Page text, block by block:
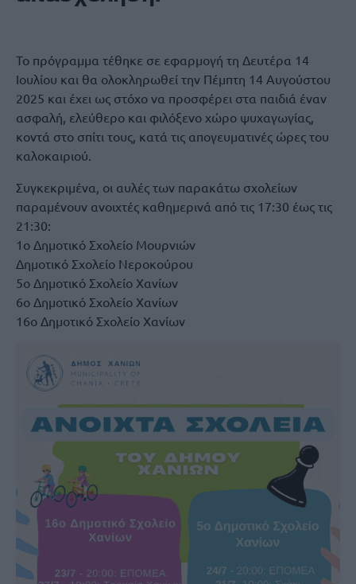
Το πρόγραμμα τέθηκε σε εφαρμογή τη Δευτέρα 14
Ιουλίου και θα ολοκληρωθεί την Πέμπτη 14 Αυγούστου
2025 και έχει ως στόχο να προσφέρει στα παιδιά έναν
ασφαλή, ελεύθερο και φιλόξενο χώρο ψυχαγωγίας,
κοντά στο σπίτι τους, κατά τις απογευματινές ώρες του
καλοκαιριού.
Συγκεκριμένα, οι αυλές των παρακάτω σχολείων
παραμένουν ανοιχτές καθημερινά από τις 17:30 έως τις
21:30:
1ο Δημοτικό Σχολείο Μουρνιών
Δημοτικό Σχολείο Νεροκούρου
5ο Δημοτικό Σχολείο Χανίων
6ο Δημοτικό Σχολείο Χανίων
16ο Δημοτικό Σχολείο Χανίων